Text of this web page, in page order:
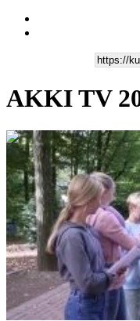
AKKI TV
0:27:11